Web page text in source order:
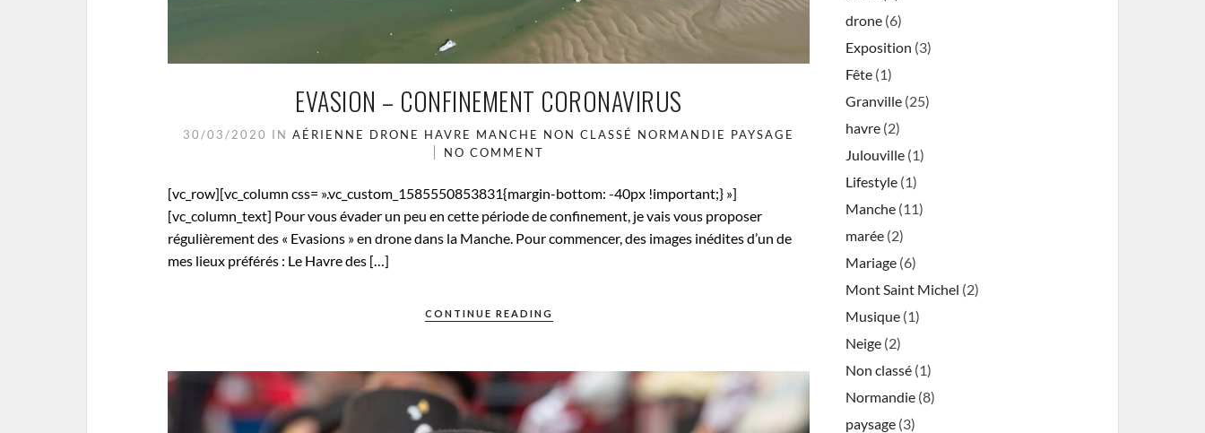
EVASION – CONFINEMENT CORONAVIRUS
30/03/2020 INAÉRIENNE DRONE HAVRE MANCHE NON CLASSÉ NORMANDIE PAYSAGE
NO COMMENT
[vc_row][vc_column css= ».vc_custom_1585550853831{margin-bottom: -40px !important;} »]
[vc_column_text] Pour vous évader un peu en cette période de confinement, je vais vous proposer
régulièrement des « Evasions » en drone dans la Manche. Pour commencer, des images inédites d’un de
mes lieux préférés : Le Havre des […]
CONTINUE READING
drone (6)
Exposition (3)
Fête (1)
Granville (25)
havre (2)
Julouville (1)
Lifestyle (1)
Manche (11)
marée (2)
Mariage (6)
Mont Saint Michel (2)
Musique (1)
Neige (2)
Non classé (1)
Normandie (8)
paysage (3)